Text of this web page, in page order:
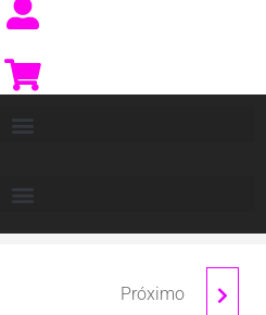
LIBRETA "LUIS"Próximo